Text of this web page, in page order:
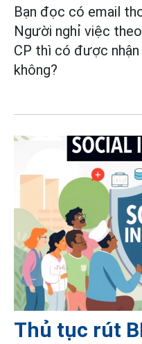
Bạn đọc có email
Người nghỉ việc theo
CP thì có được
không?
Thủ tục rút